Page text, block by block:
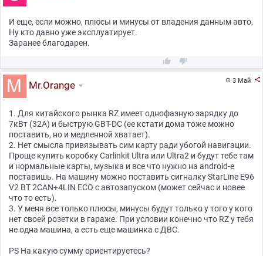
И еще, если можно, плюсы и минусы от владения данным авто.
Ну кто давно уже эксплуатирует.
Заранее благодарен.
 
3 Май 
Mr.Orange
1. Для китайского рынка RZ имеет однофазную зарядку до
7кВт (32А) и быструю GBT-DC (ее кстати дома тоже можно
поставить, но и медленной хватает).
2. Нет смысла привязывать сим карту ради убогой навигации.
Проще купить коробку Carlinkit Ultra или Ultra2 и будут тебе там
и нормальные карты, музыка и все что нужно на android-е
поставишь. На машину можно поставить сигналку StarLine E96
V2 BT 2CAN+4LIN ECO с автозапуском (может сейчас и новее
что то есть).
3. У меня все только плюсы, минусы будут только у того у кого
нет своей розетки в гараже. При условии конечно что RZ у тебя
не одна машина, а есть еще машинка c ДВС.
PS На какую сумму ориентируетесь?